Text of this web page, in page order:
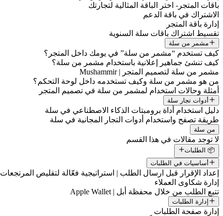
باقات المتجر- اختر الباقة المثالية لتجارتك
الاشتراك في باقة الدعم
إدارة باقة المتجر
تقسيط اشتراك باقات سلة السنوية
مشمر من سلة
كيف تستخدم “مشمر من سلة” في يومك داخل المتجر؟
كيف تنشئ جماهير إعلانية باستخدام مشمر من سلة؟
مشمر من سلة لتصميم المتجر | Mushammir
من هو مشمر من سلة وكيف تستخدمه داخل لوحة التحكم؟
أمثلة وحالات استخدام لمشمر من سلة في تصميم المتجر
أدوات تجار سلة
دليل استخدام أداة برومبتات الذكاء الاصطناعي في سلة
طريقة تصفح واستخدام أدوات التجار المجانية في سلة
من سلة
لا توجد مقالات في هذا القسم
📦 الطلبات
أساسيات في الطلبات
إعداد الإقرار قبل ارسال الطلب | استراتيجية فعّالة لتقليص المرتجعات
إدارة شكاوى العملاء
تتبع الطلب من خلال محفظة أبل | Apple Wallet
إدارة الطلبات
إدارة صفحة الطلبات